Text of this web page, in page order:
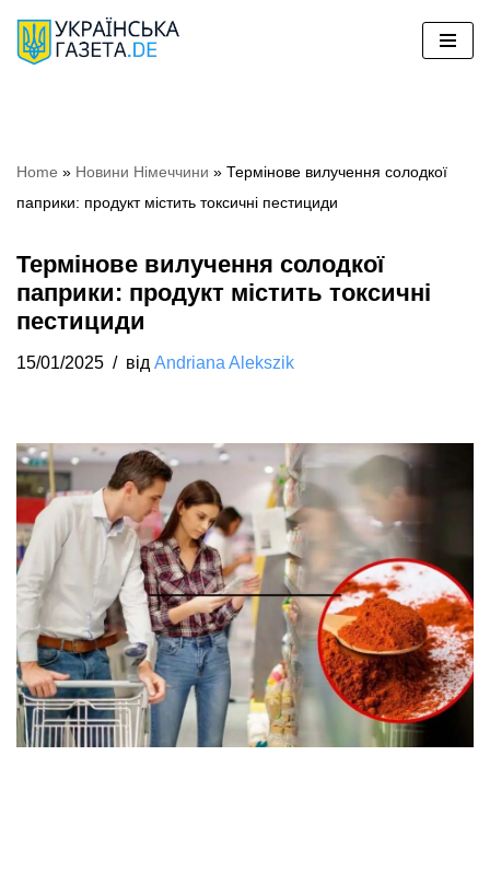
Перейти
Home » Новини Німеччини » Термінове вилучення солодкої
паприки: продукт містить токсичні пестициди
Термінове вилучення солодкої
паприки: продукт містить токсичні
пестициди
15/01/2025 від Andriana Alekszik